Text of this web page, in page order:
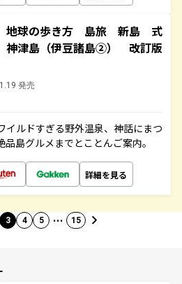
地球の歩き方 島旅 新島 式
津島（伊豆諸島②） 改訂版
発売
イルドすぎる野外温泉、神話にまつ
島グルメまでとことんご案内。
詳細を見る
3 4 5 … 15